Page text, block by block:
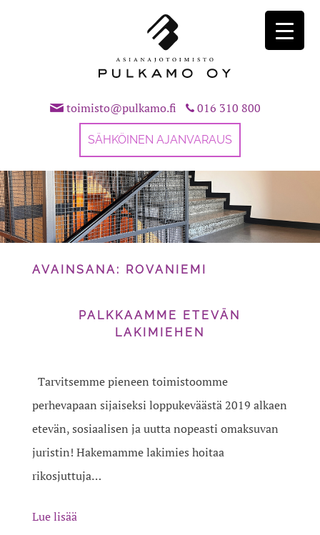
toimisto@pulkamo.fi 016 310 800
SÄHKÖINEN AJANVARAUS
AVAINSANA: ROVANIEMI
PALKKAAMME ETEVÄN
LAKIMIEHEN
Tarvitsemme pieneen toimistoomme
perhevapaan sijaiseksi loppukeväästä 2019 alkaen
etevän, sosiaalisen ja uutta nopeasti omaksuvan
juristin! Hakemamme lakimies hoitaa
rikosjuttuja…
Lue lisää